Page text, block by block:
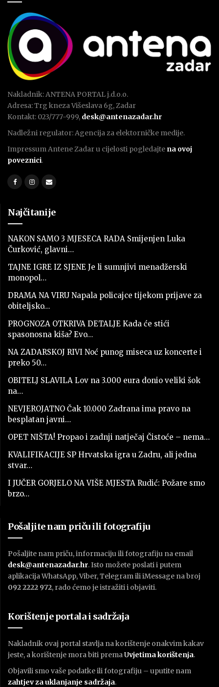
Nakladnik: ANTENA PORTAL j.d.o.o.
Adresa: Trg kneza Višeslava 6g, Zadar
Kontakt: 023/777-999, desk@antenazadar.hr
Nadležni regulator: Agencija za elektorničke medije.
Impressum Antene Zadar u cijelosti pogledajte na ovoj
poveznici.
Najčitanije
NAKON SAMO 3 MJESECA RADA Smijenjen Luka
Čurković, glavni…
TAJNE IGRE IZ SJENE Je li sumnjivi menadžerski
monopol…
DRAMA NA VIRU Napala policajce tijekom prijave za
obiteljsko…
PROGNOZA OTKRIVA DETALJE Kada će stići
spasonosna kiša? Evo…
NA ZADARSKOJ RIVI Noć punog miseca uz koncerte i
preko 50…
OBITELJ SLAVILA Lov na 3.000 eura donio veliki šok
na…
NEVJEROJATNO Čak 10.000 Zadrana ima pravo na
besplatan javni…
OPET NIŠTA! Propao i zadnji natječaj Čistoće – nema…
KVALIFIKACIJE SP Hrvatska igra u Zadru, ali jedna
stvar…
I JUČER GORJELO NA VIŠE MJESTA Rudić: Požare smo
brzo…
Pošaljite nam priču ili fotografiju
Pošaljite nam priču, informaciju ili fotografiju na email
desk@antenazadar.hr. Isto možete poslati i putem
aplikacija WhatsApp, Viber, Telegram ili iMessage na broj
092 2222 972, rado ćemo je istražiti i objaviti.
Korištenje portala i sadržaja
Nakladnik ovaj portal stavlja na korištenje onakvim kakav
jeste, a korištenje mora biti premaUvjetima korištenja.
Objavili smo vaše podatke ili fotografiju – uputite nam
zahtjev za uklanjanje sadržaja.